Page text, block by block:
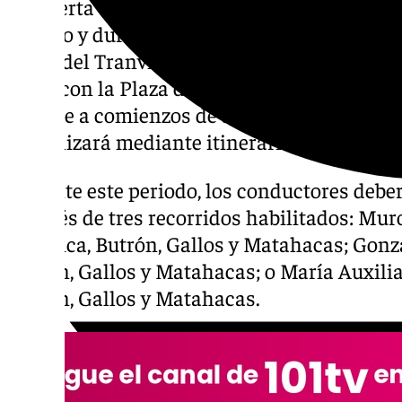
La Puerta Osario permanecerá cerrada al
de julio y durante aproximadamente un
obras del Tranvibús (TB1), la nueva línea
Justa con la Plaza del Duque. La previsión
finalice a comienzos de agosto, por lo que
se realizará mediante itinerarios
Durante este periodo, los conductores
a través de tres recorridos habilitados:
Verónica, Butrón, Gallos y Matahacas;
Butrón, Gallos y Matahacas; o María
Butrón, Gallos y Matahacas.